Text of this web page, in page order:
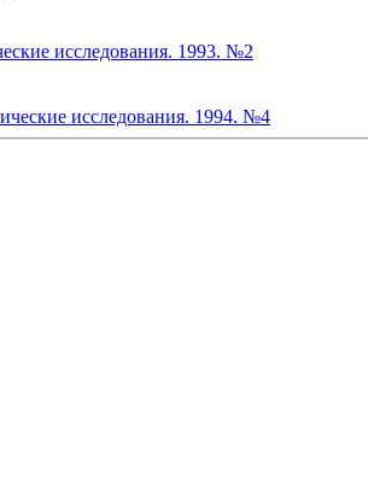
исследования. 1993. №2
исследования. 1994. №4